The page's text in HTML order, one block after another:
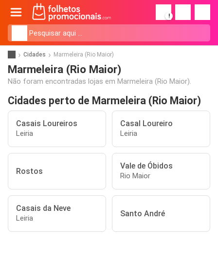
!
Cidades Marmeleira (Rio Maior)
Marmeleira (Rio Maior)
Não foram encontradas lojas em Marmeleira (Rio Maior).
Cidades perto de Marmeleira (Rio Maior)
Casais Loureiros
Leiria
Casal Loureiro
Leiria
Rostos
Vale de Óbidos
Rio Maior
Casais da Neve
Leiria Santo André